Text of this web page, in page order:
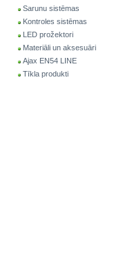
Sarunu sistēmas
Kontroles sistēmas
LED prožektori
Materiāli un aksesuāri
Ajax EN54 LINE
Tīkla produkti